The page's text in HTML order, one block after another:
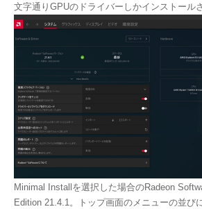
文字通りGPUのドライバーしかインストール
Minimal Installを選択した場合のRadeon
Edition 21.4.1。トップ画面のメニューの並び